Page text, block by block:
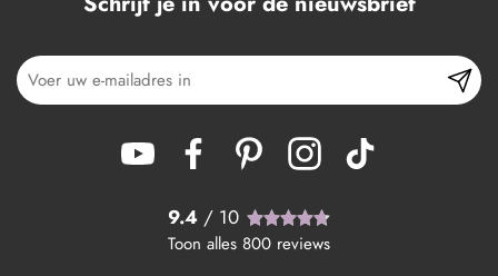
9.4 / 10
Toon alles 800 reviews